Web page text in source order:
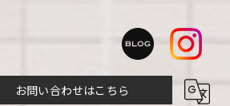
お問い合わせはこちら